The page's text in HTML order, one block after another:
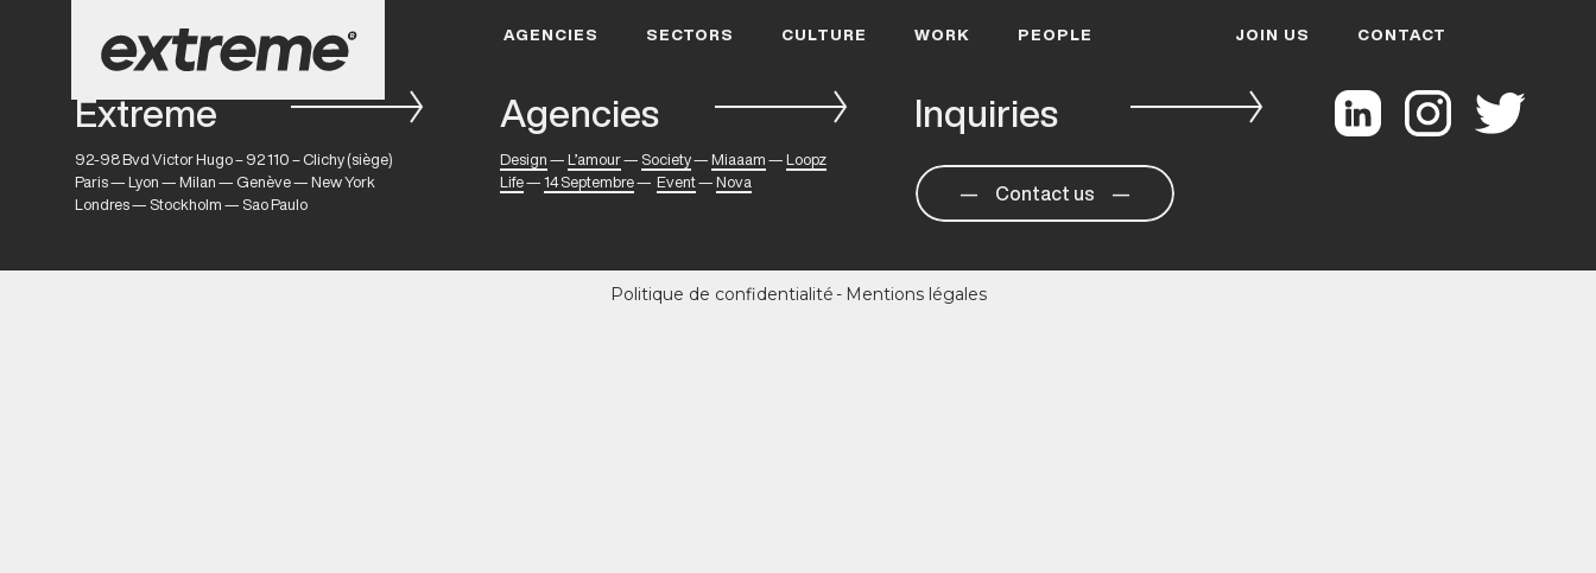
AGENCIES SECTORS CULTURE WORK PEOPLE JOIN US CONTACT
Extreme
92-98 Bvd Victor Hugo – 92 110 – Clichy (siège)
Paris — Lyon — Milan — Genève — New York
Londres — Stockholm — Sao Paulo
Agencies
Design — L’amour— Society— Miaaam — Loopz
Life— 14 Septembre— Event— Nova
Inquiries
Contact us
Politique de confidentialité Mentions légales